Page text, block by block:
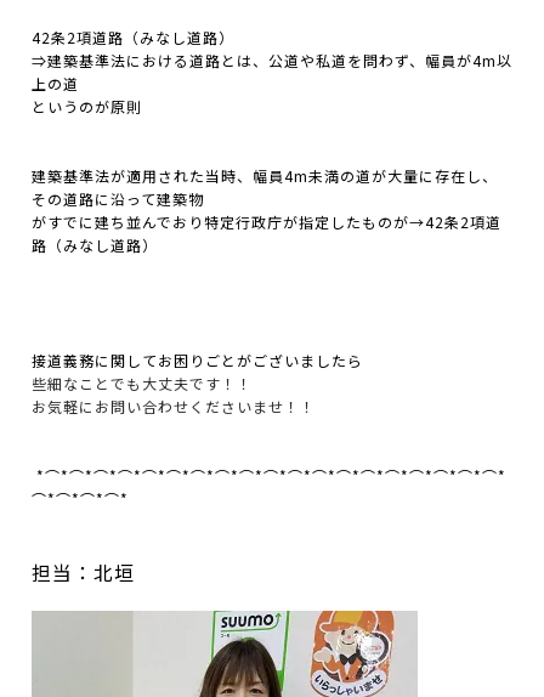
42条2項道路（みなし道路）
⇒建築基準法における道路とは、公道や私道を問わず、幅員が4m以
上の道
というのが原則
建築基準法が適用された当時、幅員4m未満の道が大量に存在し、
その道路に沿って建築物
がすでに建ち並んでおり特定行政庁が指定したものが→42条2項道
路（みなし道路）
接道義務に関してお困りごとがございましたら
些細なことでも大丈夫です！！
お気軽にお問い合わせくださいませ！！
*⌒*⌒*⌒*⌒*⌒*⌒*⌒*⌒*⌒*⌒*⌒*⌒*⌒*⌒*⌒*⌒*⌒*⌒*⌒*
⌒*⌒*⌒*⌒*
担当：北垣